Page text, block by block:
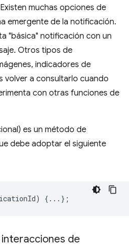
muchas opciones de
emergente de la notificación.
"básica" notificación con un
Otros tipos de
indicadores de
volver a consultarlo cuando
con otras funciones de
es un método de
debe adoptar el siguiente
) {...};
de